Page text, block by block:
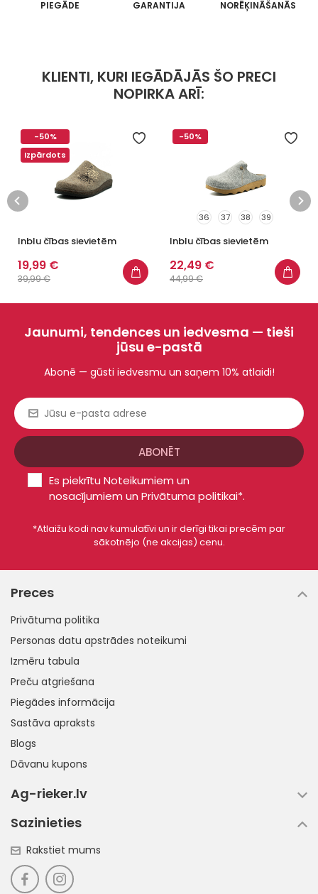
PIEGĀDE
GARANTIJA
NORĒĶINĀŠANĀS
KLIENTI, KURI IEGĀDĀJĀS ŠO PRECI
NOPIRKA ARĪ:
-50%
Izpārdots
Inblu čības sievietēm
19,99 €
39,99 €
-50%
36 37 38 39
Inblu čības sievietēm
22,49 €
44,99 €
Jaunumi, tendences un iedvesma — tieši
jūsu e-pastā
Abonē — gūsti iedvesmu un saņem 10% atlaidi!
Es piekrītu Noteikumiem un
nosacījumiem un Privātuma politikai*.
*Atlaižu kodi nav kumulatīvi un ir derīgi tikai precēm par
sākotnējo (ne akcijas) cenu.
Preces
Privātuma politika
Personas datu apstrādes noteikumi
Izmēru tabula
Preču atgriešana
Piegādes informācija
Sastāva apraksts
Blogs
Dāvanu kupons
Ag-rieker.lv
Sazinieties
Rakstiet mums